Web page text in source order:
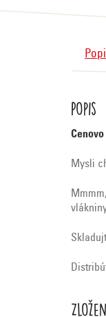
Popis
Mysli